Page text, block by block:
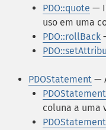
PDO::quote —
uso em uma
PDO::rollBack
PDOStatement —
coluna a uma